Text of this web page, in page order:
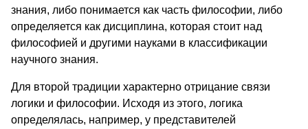
знания, либо понимается как часть философии, либо
определяется как дисциплина, которая стоит над
философией и другими науками в классификации
научного знания.
Для второй традиции характерно отрицание связи
логики и философии. Исходя из этого, логика
определялась, например, у представителей